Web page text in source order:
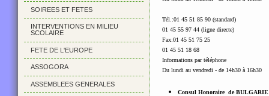
Tél.:01 45 51 85 90 (standard)
01 45 55 97 44 (ligne directe)
Fax:01 45 51 75 25
01 45 51 18 68
Informations par téléphone
Du lundi au vendredi - de 14h30 à 16h30
Consul Honoraire de BULGARIE
SOIREES ET FETES
INTERVENTIONS EN MILIEU
SCOLAIRE
FETE DE L'EUROPE
ASSOGORA
ASSEMBLEES GENERALES